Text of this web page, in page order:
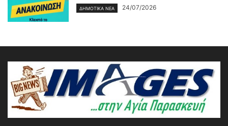
ΔΗΜΟΤΙΚΑ ΝΕΑ 24/07/2026